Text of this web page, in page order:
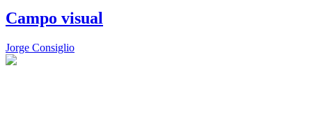
Campo visual
Jorge Consiglio